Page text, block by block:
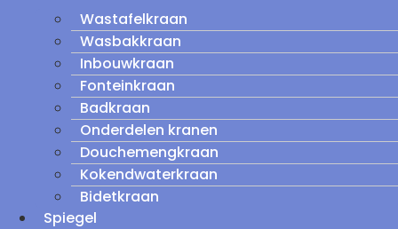
Wastafelkraan
Wasbakkraan
Inbouwkraan
Fonteinkraan
Badkraan
Onderdelen kranen
Douchemengkraan
Kokendwaterkraan
Bidetkraan
Spiegel